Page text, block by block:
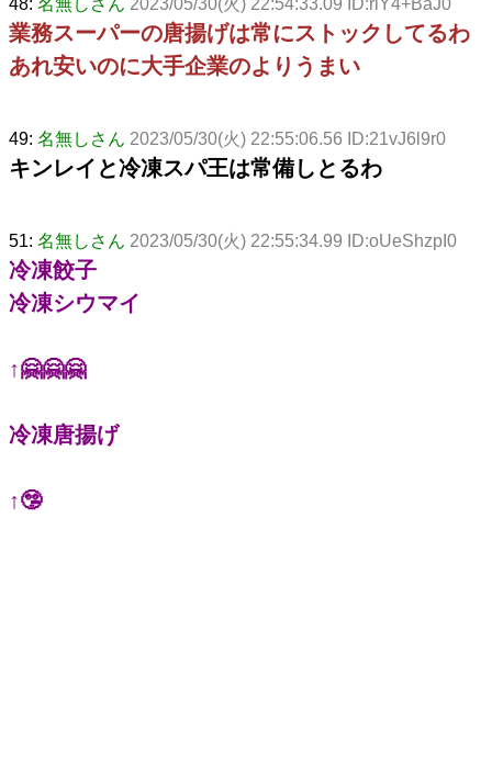
業務スーパーの唐揚げは常にストックしてるわ
あれ安いのに大手企業のよりうまい
49: 名無しさん 2023/05/30(火) 22:55:06.56 ID:21vJ6l9r0
キンレイと冷凍スパ王は常備しとるわ
51: 名無しさん 2023/05/30(火) 22:55:34.99 ID:oUeShzpI0
冷凍餃子
冷凍シウマイ
↑🤗🤗🤗
冷凍唐揚げ
↑🤥